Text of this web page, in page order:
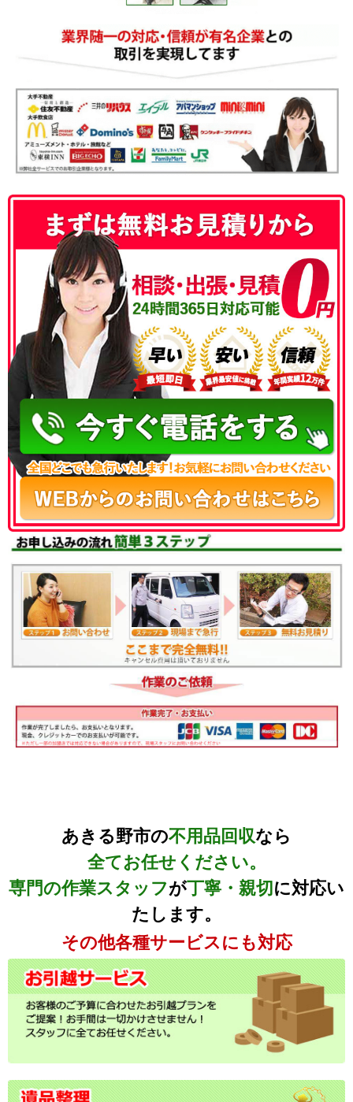
050-3186-4780
あきる野市の不用品回収なら
全てお任せください。
専門の作業スタッフが丁寧・親切 に対応い
たします。
その他各種サービスにも対応